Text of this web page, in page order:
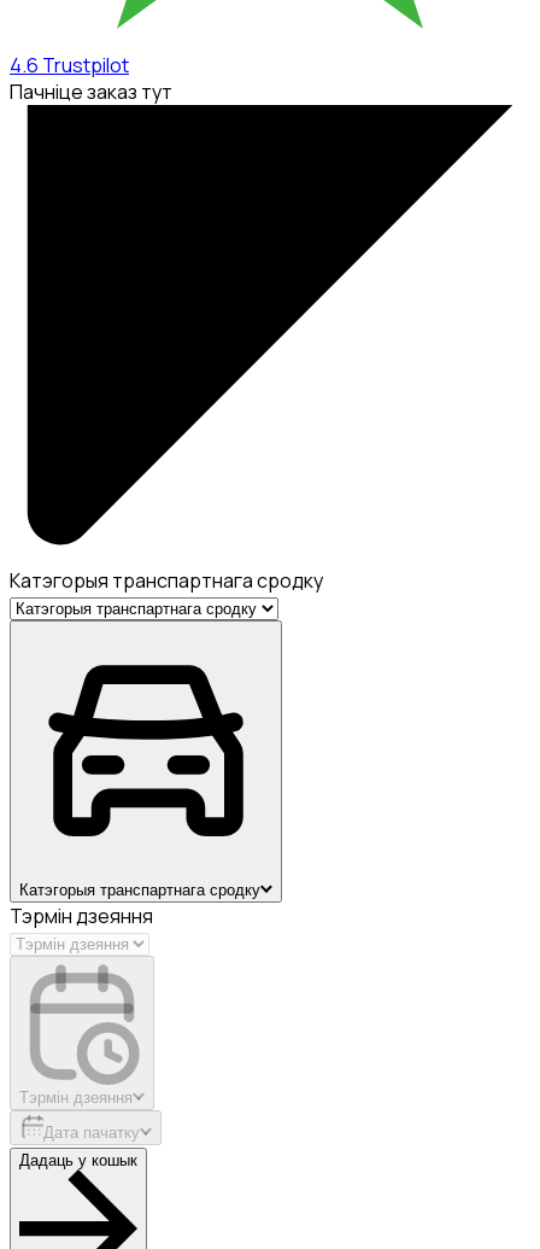
4.6 Trustpilot
Пачніце заказ тут
Катэгорыя транспартнага сродку
Катэгорыя транспартнага сродку
Тэрмін дзеяння
Тэрмін дзеяння
Дата пачатку
Дадаць у кошык